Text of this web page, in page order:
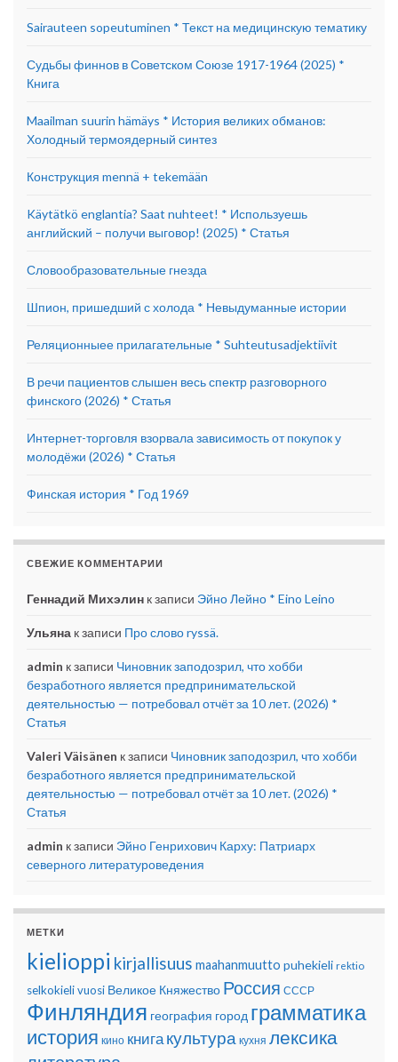
Sairauteen sopeutuminen * Текст на медицинскую тематику
Судьбы финнов в Советском Союзе 1917-1964 (2025) *
Книга
Maailman suurin hämäys * История великих обманов:
Холодный термоядерный синтез
Конструкция mennä + tekemään
Käytätkö englantia? Saat nuhteet! * Используешь
английский – получи выговор! (2025) * Статья
Словообразовательные гнезда
Шпион, пришедший с холода * Невыдуманные истории
Реляционныее прилагательные * Suhteutusadjektiivit
В речи пациентов слышен весь спектр разговорного
финского (2026) * Статья
Интернет-торговля взорвала зависимость от покупок у
молодёжи (2026) * Статья
Финская история * Год 1969
СВЕЖИЕ КОММЕНТАРИИ
Геннадий Михэлин к записи Эйно Лейно * Eino Leino
Ульяна к записи Про слово ryssä.
admin к записи Чиновник заподозрил, что хобби
безработного является предпринимательской
деятельностью — потребовал отчёт за 10 лет. (2026) *
Статья
Valeri Väisänen к записи Чиновник заподозрил, что хобби
безработного является предпринимательской
деятельностью — потребовал отчёт за 10 лет. (2026) *
Статья
admin к записи Эйно Генрихович Карху: Патриарх
северного литературоведения
МЕТКИ
kielioppi kirjallisuus maahanmuutto puhekieli rektio
selkokielivuosi Великое Княжество Россия СССР
Финляндия география город грамматика
история кино книгакультура кухня лексика